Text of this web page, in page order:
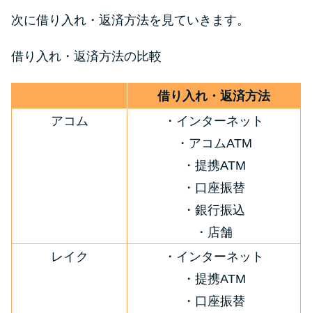
次に借り入れ・返済方法を見ていきます。
借り入れ・返済方法の比較
借り入れ・返済方法
アコム
・インターネット
・アコムATM
・提携ATM
・口座振替
・銀行振込
・店舗
レイク
・インターネット
・提携ATM
・口座振替